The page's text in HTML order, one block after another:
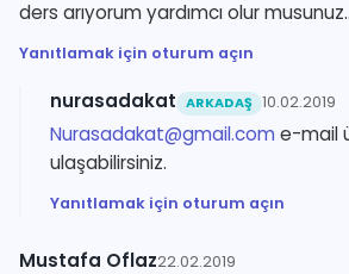
ders arıyorum yardımcı olur musunuz..
Yanıtlamak için oturum açın
nurasadakat ARKADAŞ 10.02.2019
Nurasadakat@gmail.com e-mail
ulaşabilirsiniz.
Yanıtlamak için oturum açın
Mustafa Oflaz22.02.2019